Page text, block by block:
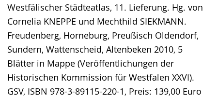
Westfälischer Städteatlas, 11. Lieferung. Hg. von
Cornelia KNEPPE und Mechthild SIEKMANN.
Freudenberg, Horneburg, Preußisch Oldendorf,
Sundern, Wattenscheid, Altenbeken 2010, 5
Blätter in Mappe (Veröffentlichungen der
Historischen Kommission für Westfalen XXVI).
GSV, ISBN 978-3-89115-220-1, Preis: 139,00 Euro